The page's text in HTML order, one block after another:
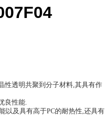
性透明共聚到分子材料,其具有作
良性能.
以及具有高于PC的耐热性,还具有